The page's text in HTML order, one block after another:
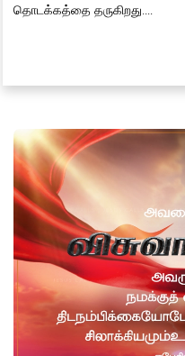
தொடக்கத்தை தருகிறது....